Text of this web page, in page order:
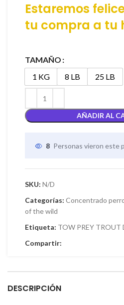
Estaremos
tu compra a tu
TAMAÑO
1 KG
8 LB 25 LB
AÑADIR AL
8 Personas vieron este
SKU: N/D
Categorías: Concentrado
of the wild
Etiqueta: TOW PREY TROUT
Compartir:
DESCRIPCIÓN